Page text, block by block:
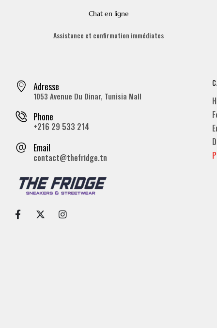
Chat en ligne
Assistance et confirmation immédiates
Adresse
1053 Avenue Du Dinar, Tunisia Mall
Phone
+216 29 533 214
Email
contact@thefridge.tn